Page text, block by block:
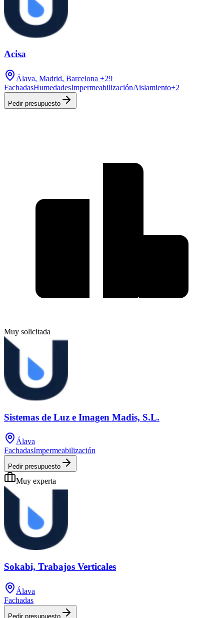
Acisa
Álava, Madrid, Barcelona +29
FachadasHumedadesImpermeabilizaciónAislamiento+2
Pedir presupuesto
Muy solicitada
Sistemas de Luz e Imagen Madis, S.L.
Álava
FachadasImpermeabilización
Pedir presupuesto
Muy experta
Sokabi, Trabajos Verticales
Álava
Fachadas
Pedir presupuesto